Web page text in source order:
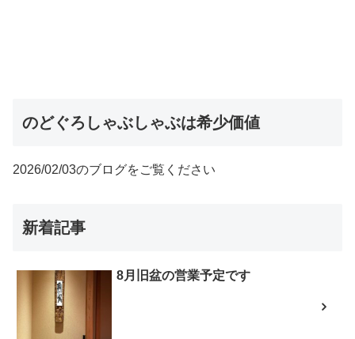
のどぐろしゃぶしゃぶは希少価値
2026/02/03のブログをご覧ください
新着記事
8月旧盆の営業予定です